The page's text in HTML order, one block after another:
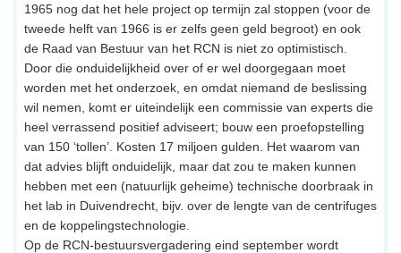
1965 nog dat het hele project op termijn zal stoppen (voor de
tweede helft van 1966 is er zelfs geen geld begroot) en ook
de Raad van Bestuur van het RCN is niet zo optimistisch.
Door die onduidelijkheid over of er wel doorgegaan moet
worden met het onderzoek, en omdat niemand de beslissing
wil nemen, komt er uiteindelijk een commissie van experts die
heel verrassend positief adviseert; bouw een proefopstelling
van 150 ‘tollen’. Kosten 17 miljoen gulden. Het waarom van
dat advies blijft onduidelijk, maar dat zou te maken kunnen
hebben met een (natuurlijk geheime) technische doorbraak in
het lab in Duivendrecht, bijv. over de lengte van de centrifuges
en de koppelingstechnologie.
Op de RCN-bestuursvergadering eind september wordt